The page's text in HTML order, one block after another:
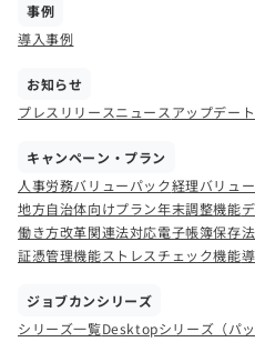
事例
導入事例
お知らせ
プレスリリースニュース アップデー
キャンペーン・プラン
人事労務バリューパック経理バリュ
地方自治体向けプラン年末調整機能
働き方改革関連法対応電子帳簿保存
証憑管理機能ストレスチェック機能
ジョブカンシリーズ
シリーズ一覧Desktopシリーズ（パッ